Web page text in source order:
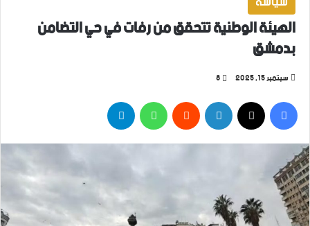
الهيئة الوطنية تتحقق من رفات في حي التضامن
بدمشق
سبتمبر 15, 2025 8
فيسبوك‫X لينكدإن واتساب